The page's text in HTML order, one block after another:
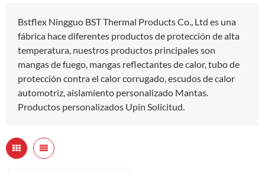
Bstflex Ningguo BST Thermal Products Co., Ltd es una
fábrica hace diferentes productos de protección de alta
temperatura, nuestros productos principales son
mangas de fuego, mangas reflectantes de calor, tubo de
protección contra el calor corrugado, escudos de calor
automotriz, aislamiento personalizado Mantas.
Productos personalizados Upin Solicitud.